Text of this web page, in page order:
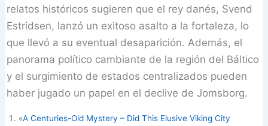
relatos históricos sugieren que el rey danés, Svend
Estridsen, lanzó un exitoso asalto a la fortaleza, lo
que llevó a su eventual desaparición. Además, el
panorama político cambiante de la región del Báltico
y el surgimiento de estados centralizados pueden
haber jugado un papel en el declive de Jomsborg.
«A Centuries-Old Mystery – Did This Elusive Viking City